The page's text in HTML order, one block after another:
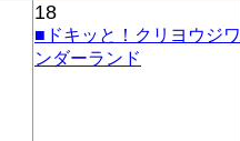
18
■ドキッと！クリヨウジワ
ンダーランド